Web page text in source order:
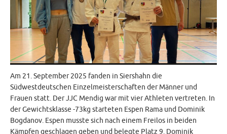
Am 21. September 2025 fanden in Siershahn die
Südwestdeutschen Einzelmeisterschaften der Männer und
Frauen statt. Der JJC Mendig war mit vier Athleten vertreten. In
der Gewichtsklasse -73kg starteten Espen Rama und Dominik
Bogdanov. Espen musste sich nach einem Freilos in beiden
Kämpfen geschlagen geben und belegte Platz 9. Dominik